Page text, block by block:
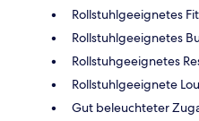
Rollstuhlgeeignetes
Rollstuhlgeeignetes
Rollstuhgeeignetes
Rollstuhlgeeignete
Gut beleuchteter